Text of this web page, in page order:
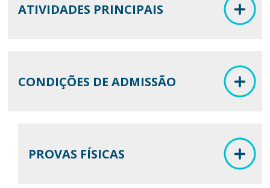
ATIVIDADES PRINCIPAIS
CONDIÇÕES DE ADMISSÃO
PROVAS FÍSICAS